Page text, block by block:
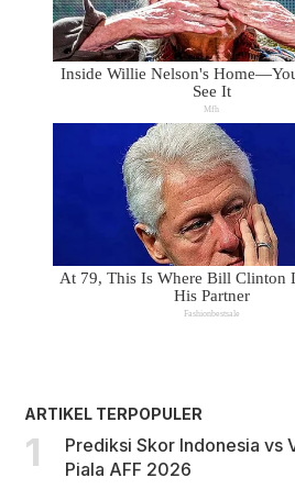
ARTIKEL TERPOPULER
Prediksi Skor Indonesia vs
Piala AFF 2026